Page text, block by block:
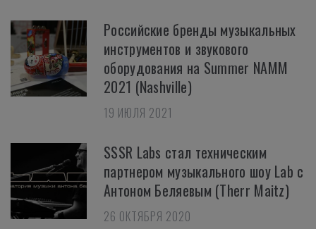
Российские бренды музыкальных
инструментов и звукового
оборудования на Summer NAMM
2021 (Nashville)
19 ИЮЛЯ 2021
SSSR Labs стал техническим
партнером музыкального шоу Lab с
Антоном Беляевым (Therr Maitz)
26 ОКТЯБРЯ 2020